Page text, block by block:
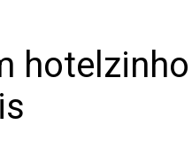
hotelzinho